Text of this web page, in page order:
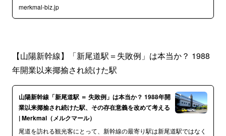
merkmal-biz.jp
【山陽新幹線】「新尾道駅＝失敗例」は本当か？ 1988
年開業以来揶揄され続けた駅
山陽新幹線「新尾道駅 ＝ 失敗例」は本当か？ 1988年開
業以来揶揄され続けた駅、その存在意義を改めて考える
| Merkmal（メルクマール）
尾道を訪れる観光客にとって、新幹線の最寄り駅は新尾道駅ではなく